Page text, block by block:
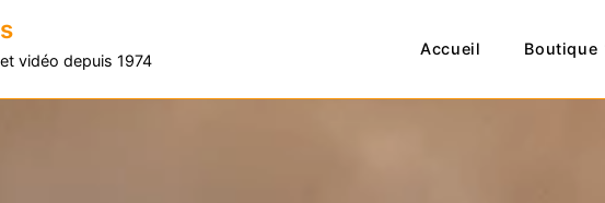
vidéo depuis 1974
Accueil Boutique